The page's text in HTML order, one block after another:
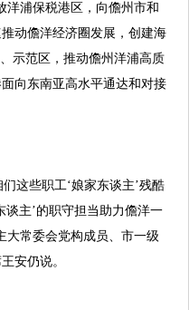
洋浦保税港区，向儋州市和
动儋洋经济圈发展，创建海
示范区，推动儋州洋浦高质
向东南亚高水平通达和对接
这些职工‘娘家东谈主’残酷
谈主’的职守担当助力儋洋一
大常委会党构成员、市一级
安仍说。